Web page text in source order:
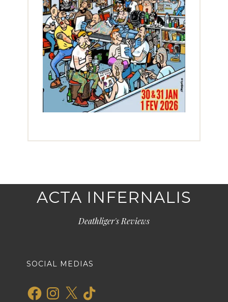
ACTA INFERNALIS
Deathliger's Reviews
SOCIAL MEDIAS
FacebookInstagram
X TikTok